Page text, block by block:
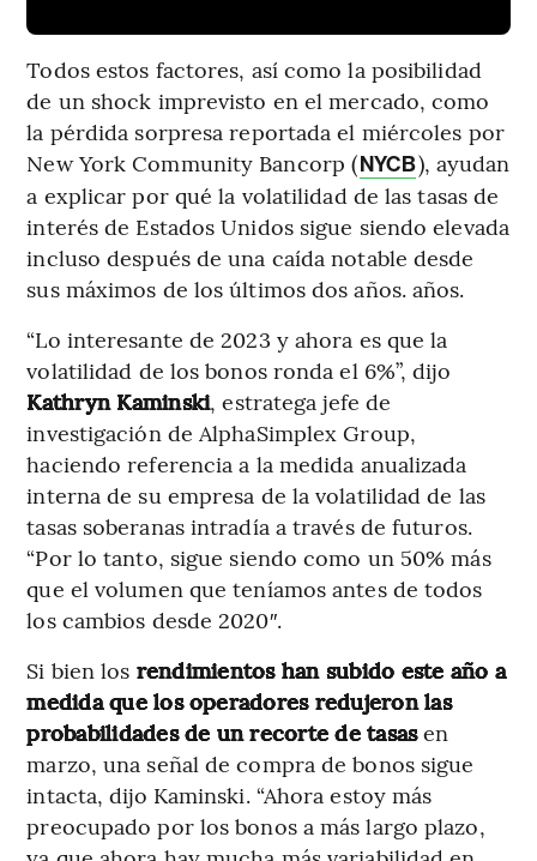
Todos estos factores, así como la posibilidad
de un shock imprevisto en el mercado, como
la pérdida sorpresa reportada el miércoles por
New York Community Bancorp (NYCB), ayudan
a explicar por qué la volatilidad de las tasas de
interés de Estados Unidos sigue siendo elevada
incluso después de una caída notable desde
sus máximos de los últimos dos años. años.
“Lo interesante de 2023 y ahora es que la
volatilidad de los bonos ronda el 6%”, dijo
Kathryn Kaminski, estratega jefe de
investigación de AlphaSimplex Group,
haciendo referencia a la medida anualizada
interna de su empresa de la volatilidad de las
tasas soberanas intradía a través de futuros.
“Por lo tanto, sigue siendo como un 50% más
que el volumen que teníamos antes de todos
los cambios desde 2020″.
Si bien los rendimientos han subido este año a
medida que los operadores redujeron las
probabilidades de un recorte de tasasen
marzo, una señal de compra de bonos sigue
intacta, dijo Kaminski. “Ahora estoy más
preocupado por los bonos a más largo plazo,